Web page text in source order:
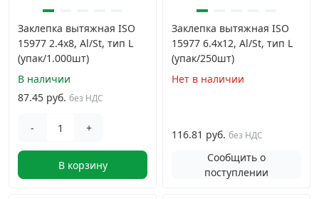
Заклепка вытяжная ISO
15977 2.4х8, Al/St, тип L
(упак/1.000шт)
В наличии
87.45 руб. без НДС
- +
В корзину
Заклепка вытяжная ISO
15977 6.4х12, Al/St, тип L
(упак/250шт)
Нет в наличии
116.81 руб. без НДС
Сообщить о
поступлении